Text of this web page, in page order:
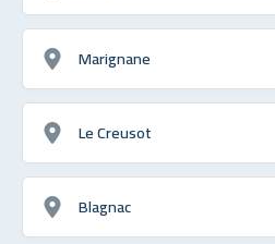
Marignane
Le Creusot
Blagnac